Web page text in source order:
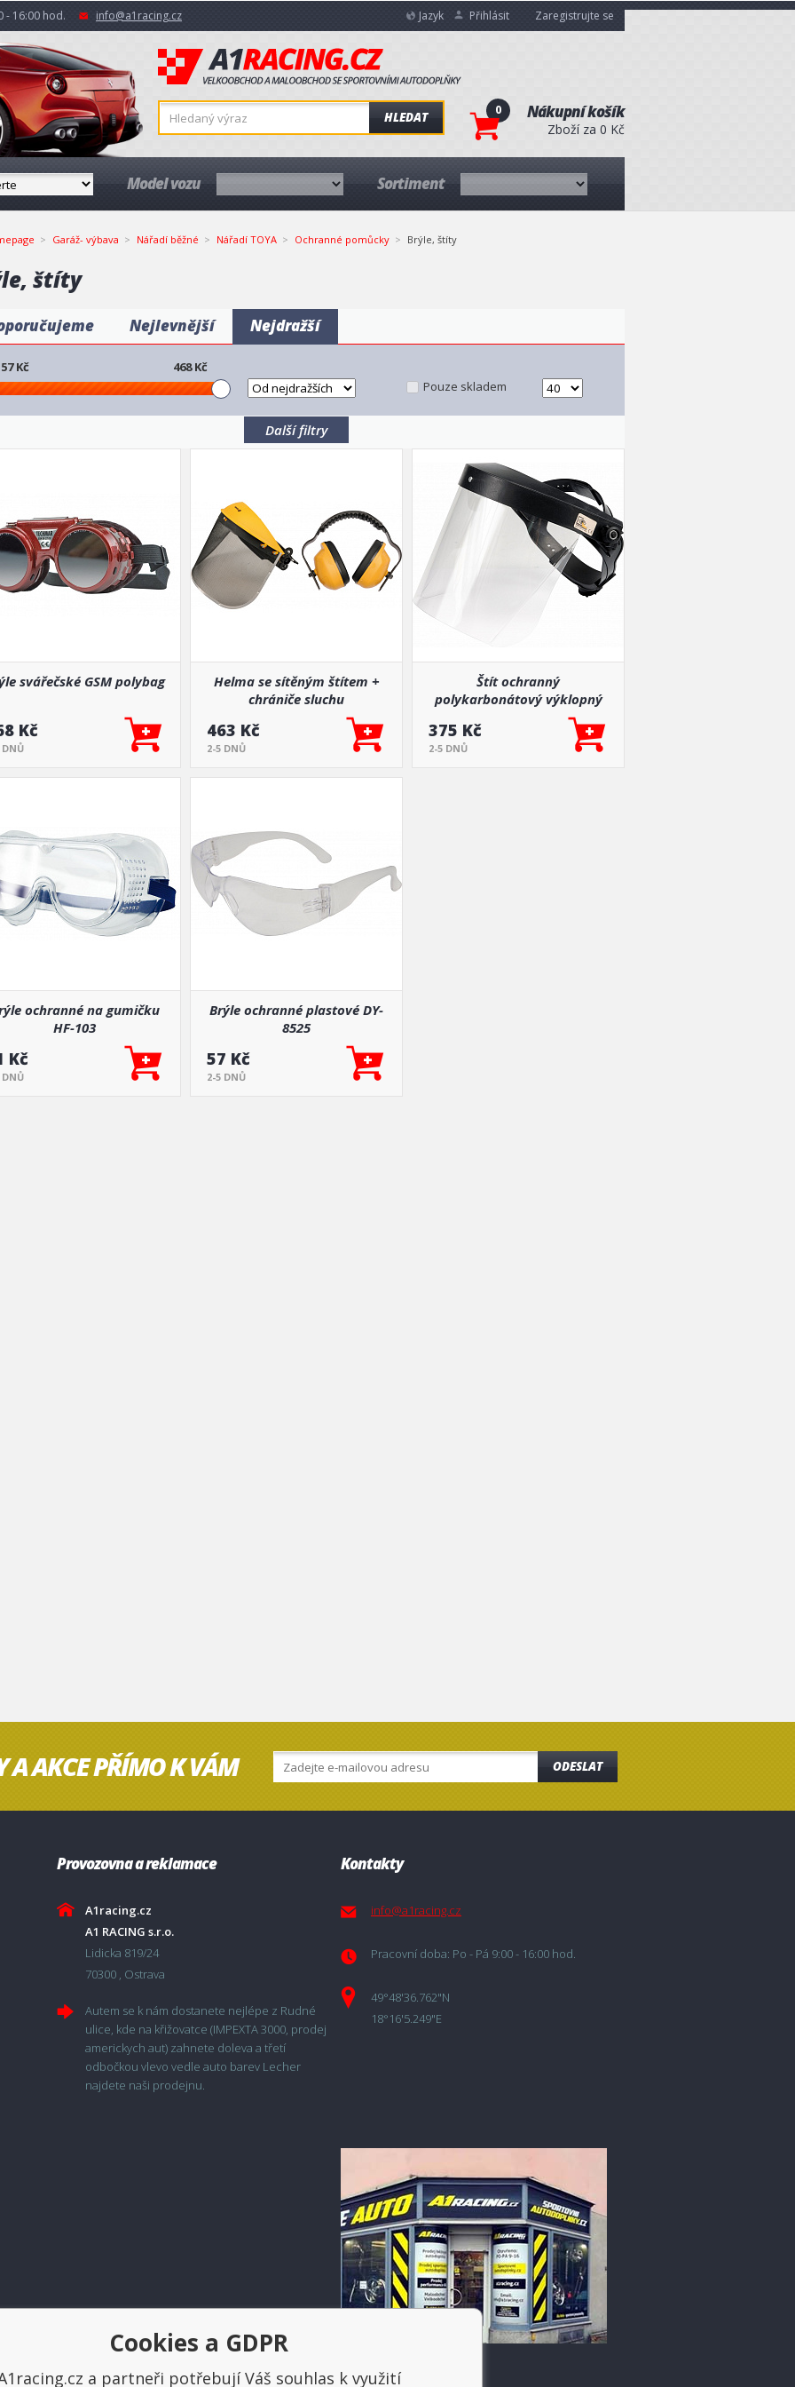
- 16:00 hod. info@a1racing.cz Jazyk Přihlásit Zaregistrujte se
HLEDAT 0 Nákupní košík
Zboží za 0 Kč
Model vozu Sortiment
Garáž- výbava Nářadí běžné Nářadí TOYA Ochranné pomůcky Brýle, štíty
štíty
Nejlevnější Nejdražší
57Kč 468Kč
Pouze skladem
Další filtry
svářečské GSM polybag
Kč
DNŮ
Helma se sítěným štítem +
chrániče sluchu
463 Kč
2-5 DNŮ
Štít ochranný
polykarbonátový výklopný
375 Kč
2-5 DNŮ
ochranné na gumičku
HF-103
Kč
DNŮ
Brýle ochranné plastové DY-
8525
57 Kč
2-5 DNŮ
A AKCE PŘÍMO K VÁM ODESLAT
Provozovna a reklamace
A1racing.cz
A1 RACING s.r.o.
Lidicka 819/24
70300 , Ostrava
Autem se k nám dostanete nejlépe z Rudné
ulice, kde na křižovatce (IMPEXTA 3000, prodej
americkych aut) zahnete doleva a třetí
odbočkou vlevo vedle auto barev Lecher
najdete naši prodejnu.
Kontakty
info@a1racing.cz
Pracovní doba: Po - Pá 9:00 - 16:00 hod.
49°48'36.762"N
18°16'5.249"E
Platba a doprava
Cookies a GDPR
a partneři potřebují Váš souhlas k využití